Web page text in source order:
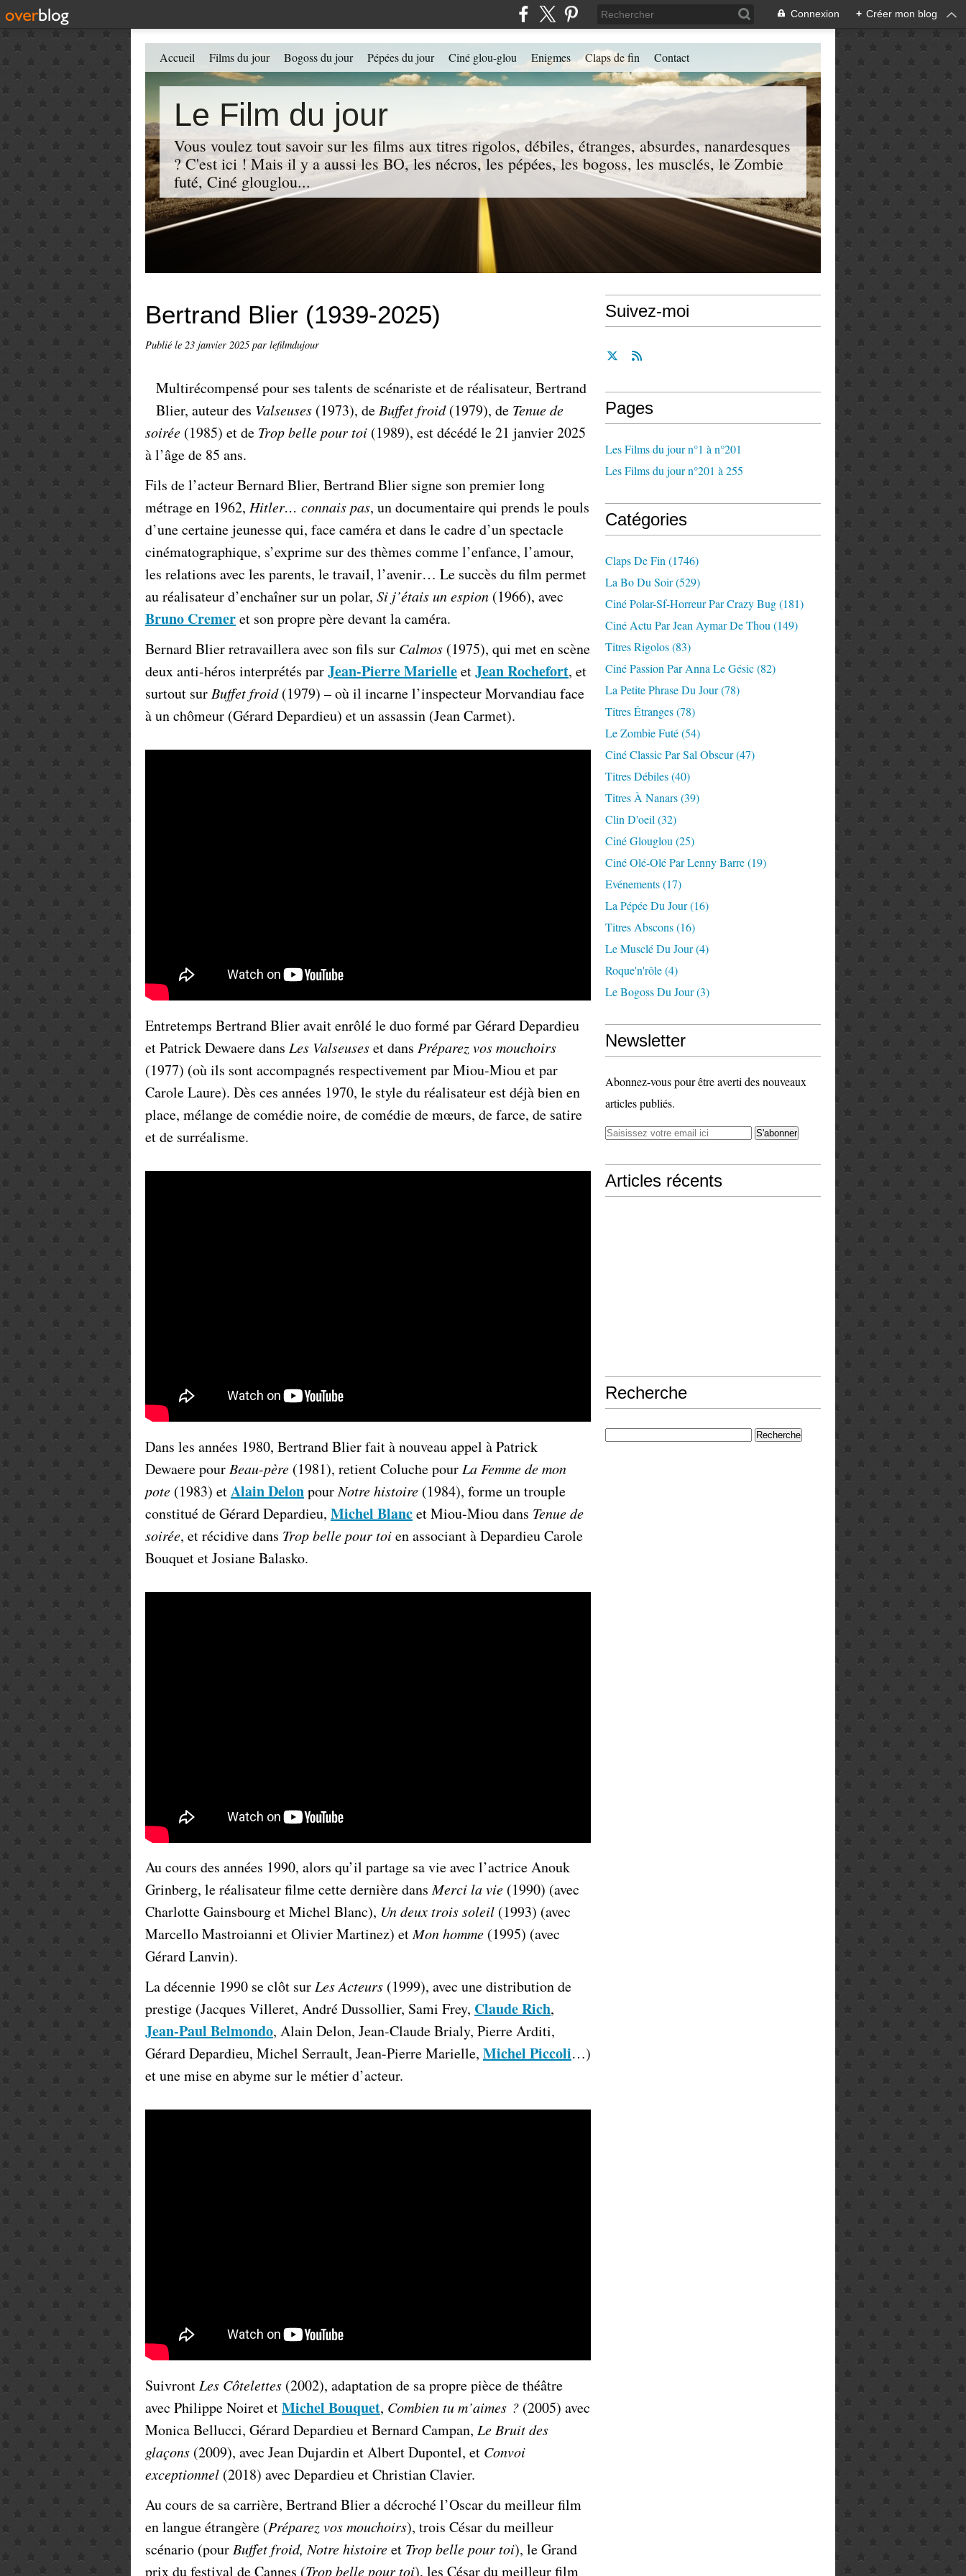
Connexion + Créer mon blog
Le Film du jour
Vous voulez tout savoir sur les films aux titres rigolos, débiles, étranges, absurdes, nanardesques
? C'est ici ! Mais il y a aussi les BO, les nécros, les pépées, les bogoss, les musclés, le Zombie
futé, Ciné glouglou...
Accueil Films du jour Bogoss du jour Pépées du jour Ciné glou-glou Enigmes Claps de fin Contact
Bertrand Blier (1939-2025)
Publié le 23 janvier 2025 par lefilmdujour
Multirécompensé pour ses talents de scénariste et de réalisateur, Bertrand
Blier, auteur des Valseuses (1973), de Buffet froid(1979), de Tenue de
soirée (1985) et de Trop belle pour toi (1989), est décédé le 21 janvier 2025
à l’âge de 85 ans.
Fils de l’acteur Bernard Blier, Bertrand Blier signe son premier long
métrage en 1962, Hitler… connais pas, un documentaire qui prends le pouls
d’une certaine jeunesse qui, face caméra et dans le cadre d’un spectacle
cinématographique, s’exprime sur des thèmes comme l’enfance, l’amour,
les relations avec les parents, le travail, l’avenir… Le succès du film permet
au réalisateur d’enchaîner sur un polar, Si j’étais un espion (1966), avec
Bruno Cremeret son propre père devant la caméra.
Bernard Blier retravaillera avec son fils sur Calmos (1975), qui met en scène
deux anti-héros interprétés parJean-Pierre MarielleetJean Rochefort, et
surtout sur Buffet froid(1979) – où il incarne l’inspecteur Morvandiau face
à un chômeur (Gérard Depardieu) et un assassin (Jean Carmet).
Entretemps Bertrand Blier avait enrôlé le duo formé par Gérard Depardieu
et Patrick Dewaere dans Les Valseuseset dans Préparez vos mouchoirs
(1977) (où ils sont accompagnés respectivement par Miou-Miou et par
Carole Laure). Dès ces années 1970, le style du réalisateur est déjà bien en
place, mélange de comédie noire, de comédie de mœurs, de farce, de satire
et de surréalisme.
Dans les années 1980, Bertrand Blier fait à nouveau appel à Patrick
Dewaere pour Beau-père (1981), retient Coluche pour La Femme de mon
pote (1983) etAlain DelonpourNotre histoire (1984), forme un trouple
constitué de Gérard Depardieu, Michel Blancet Miou-Miou dans Tenue de
soirée, et récidive dans Trop belle pour toien associant à Depardieu Carole
Bouquet et Josiane Balasko.
Au cours des années 1990, alors qu’il partage sa vie avec l’actrice Anouk
Grinberg, le réalisateur filme cette dernière dansMerci la vie (1990) (avec
Charlotte Gainsbourg et Michel Blanc), Un deux trois soleil (1993) (avec
Marcello Mastroianni et Olivier Martinez) etMon homme (1995) (avec
Gérard Lanvin).
La décennie 1990 se clôt surLes Acteurs (1999), avec une distribution de
prestige (Jacques Villeret, André Dussollier, Sami Frey, Claude Rich,
Jean-Paul Belmondo, Alain Delon, Jean-Claude Brialy, Pierre Arditi,
Gérard Depardieu, Michel Serrault, Jean-Pierre Marielle, Michel Piccoli…)
et une mise en abyme sur le métier d’acteur.
Suivront Les Côtelettes (2002), adaptation de sa propre pièce de théâtre
avec Philippe Noiret etMichel Bouquet, Combien tu m’aimes ? (2005) avec
Monica Bellucci, Gérard Depardieu et Bernard Campan, Le Bruit des
glaçons (2009), avec Jean Dujardin et Albert Dupontel, et Convoi
exceptionnel (2018) avec Depardieu et Christian Clavier.
Au cours de sa carrière, Bertrand Blier a décroché l’Oscar du meilleur film
en langue étrangère (Préparez vos mouchoirs), trois César du meilleur
scénario (pour Buffet froid, Notre histoireet Trop belle pour toi), le Grand
prix du festival de Cannes (Trop belle pour toi), les César du meilleur film
Suivez-moi
Pages
Les Films du jour n°1 à n°201
Les Films du jour n°201 à 255
Catégories
Claps De Fin (1746)
La Bo Du Soir(529)
Ciné Polar-Sf-Horreur Par Crazy Bug(181)
Ciné Actu Par Jean Aymar De Thou (149)
Titres Rigolos(83)
Ciné Passion Par Anna Le Gésic(82)
La Petite Phrase Du Jour(78)
Titres Étranges(78)
Le Zombie Futé(54)
Ciné Classic Par Sal Obscur(47)
Titres Débiles(40)
Titres À Nanars(39)
Clin D'oeil (32)
Ciné Glouglou (25)
Ciné Olé-Olé Par Lenny Barre(19)
Evénements(17)
La Pépée Du Jour(16)
Titres Abscons(16)
Le Musclé Du Jour(4)
Roque'n'rôle(4)
Le Bogoss Du Jour(3)
Newsletter
Abonnez-vous pour être averti des nouveaux
articles publiés.
Articles récents
Recherche